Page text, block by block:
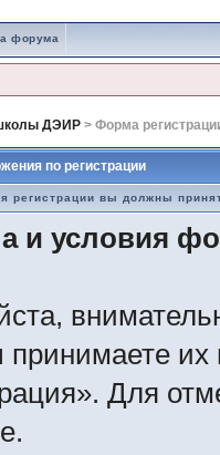
форума
ДЭИР> Форма
по регистрации
регистрации вы должны
и условия
их
Для